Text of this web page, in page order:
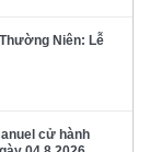
Niên: Lễ
cử hành